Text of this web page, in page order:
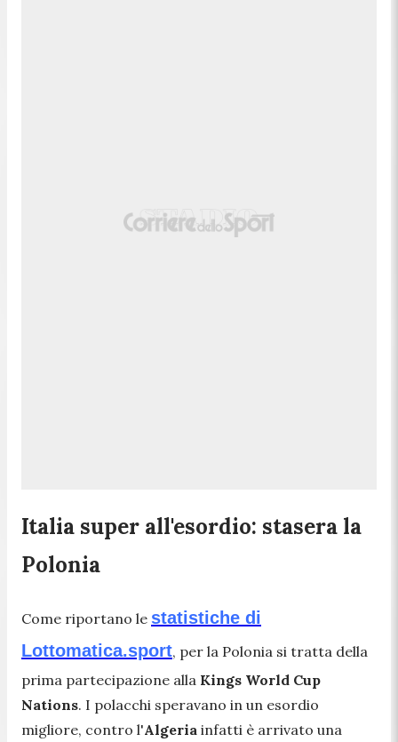
Italia super all'esordio: stasera la
Polonia
Come riportano le statistiche di
Lottomatica.sport, per la Polonia si tratta della
prima partecipazione alla Kings World Cup
Nations. I polacchi speravano in un esordio
migliore, contro l'Algeria infatti è arrivato una